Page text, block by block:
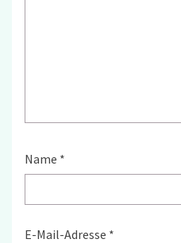
Name *
E-Mail-Adresse *